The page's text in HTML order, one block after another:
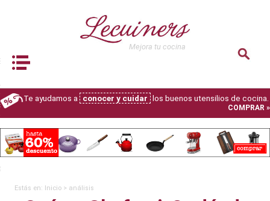
Mejora tu cocina
RECETAS GRATIS
Te ayudamos a conocer y cuidar los buenos utensilios de cocina.
COMPRAR »
Estás en: Inicio > análisis